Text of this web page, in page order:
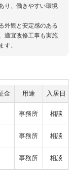
り、働きやすい環境
外観と安定感のある
適宜改修工事も実施
す。
金 用途 入居日
事務所 相談
事務所 相談
事務所 相談